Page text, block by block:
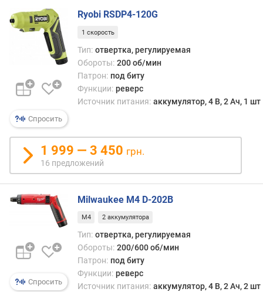
о
б
н
)
и
н
.
к
о
л
и
т
в
у
Спросить
Ryobi RSDP4-120G
1 скорость
Тип: отвертка, регулируемая
Обороты: 200 об/мин
Патрон: под биту
Функции: реверс
Источник питания: аккумулятор, 4 В, 2 Ач, 1 шт
1 999 — 3 450 грн.
16 предложений
Спросить
Milwaukee M4 D-202B
M4 2 аккумулятора
Тип: отвертка, регулируемая
Обороты: 200/600 об/мин
Патрон: под биту
Функции: реверс
Источник питания: аккумулятор, 4 В, 2 Ач, 2 шт